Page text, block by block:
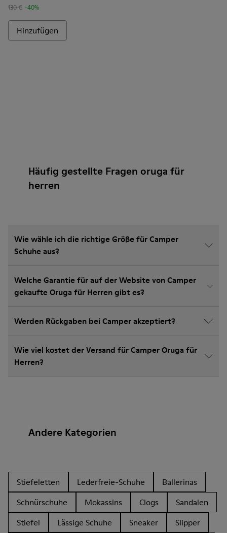
130 € -40%
Hinzufügen
Häufig gestellte Fragen oruga für
herren
Wie wähle ich die richtige Größe für Camper
Schuhe aus?
Welche Garantie für auf der Website von Camper
gekaufte Oruga für Herren gibt es?
Werden Rückgaben bei Camper akzeptiert?
Wie viel kostet der Versand für Camper Oruga für
Herren?
Andere Kategorien
Stiefeletten Lederfreie-Schuhe
Ballerinas
Schnürschuhe
Mokassins Clogs
Sandalen
Stiefel
Lässige Schuhe Sneaker
Slipper